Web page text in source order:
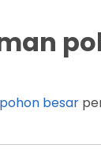
besar